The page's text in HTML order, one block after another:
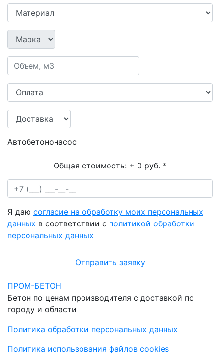
Автобетононасос
Общая стоимость: + 0 руб. *
Я даю согласие на обработку моих персональных
данных в соответствии с политикой обработки
персональных данных
Отправить заявку
ПРОМ-БЕТОН
Бетон по ценам производителя с доставкой по
городу и области
Политика обработки персональных данных
Политика использования файлов cookies